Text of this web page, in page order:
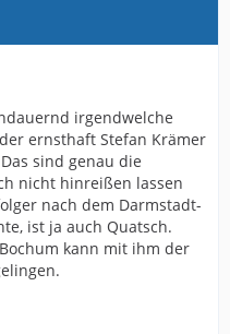
irgendwelche
ernsthaft Stefan Krämer
sind genau die
nicht hinreißen lassen
nach dem Darmstadt-
ist ja auch Quatsch.
kann mit ihm der